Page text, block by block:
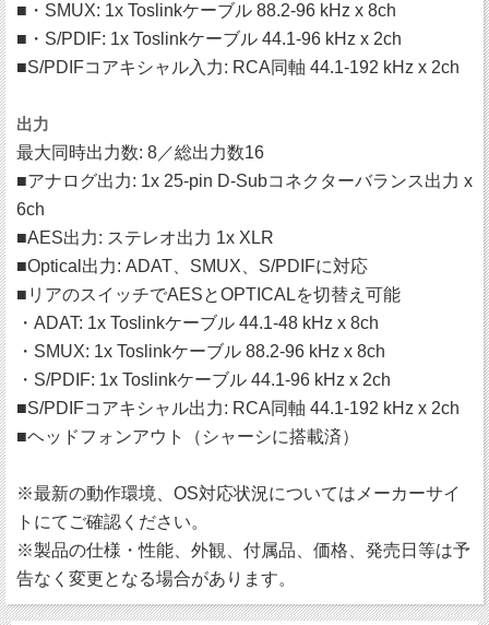
■・SMUX: 1x Toslinkケーブル 88.2-96 kHz x 8ch
■・S/PDIF: 1x Toslinkケーブル 44.1-96 kHz x 2ch
■S/PDIFコアキシャル入力: RCA同軸 44.1-192 kHz x 2ch
出力
最大同時出力数: 8／総出力数16
■アナログ出力: 1x 25-pin D-Subコネクターバランス出力 x
6ch
■AES出力: ステレオ出力 1x XLR
■Optical出力: ADAT、SMUX、S/PDIFに対応
■リアのスイッチでAESとOPTICALを切替え可能
・ADAT: 1x Toslinkケーブル 44.1-48 kHz x 8ch
・SMUX: 1x Toslinkケーブル 88.2-96 kHz x 8ch
・S/PDIF: 1x Toslinkケーブル 44.1-96 kHz x 2ch
■S/PDIFコアキシャル出力: RCA同軸 44.1-192 kHz x 2ch
■ヘッドフォンアウト（シャーシに搭載済）
※最新の動作環境、OS対応状況についてはメーカーサイ
トにてご確認ください。
※製品の仕様・性能、外観、付属品、価格、発売日等は予
告なく変更となる場合があります。